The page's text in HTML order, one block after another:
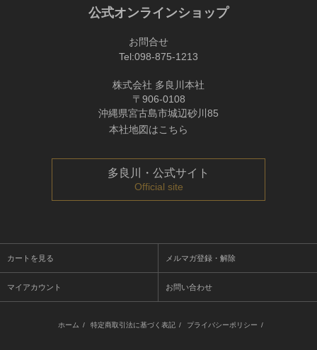
公式オンラインショップ
お問合せ
Tel:098-875-1213
株式会社 多良川本社
〒906-0108
沖縄県宮古島市城辺砂川85
本社地図はこちら
多良川・公式サイト
Official site
カートを見る メルマガ登録・解除
マイアカウント お問い合わせ
ホーム / 特定商取引法に基づく表記 / プライバシーポリシー /